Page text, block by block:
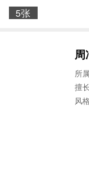
5张
周
所
擅
风